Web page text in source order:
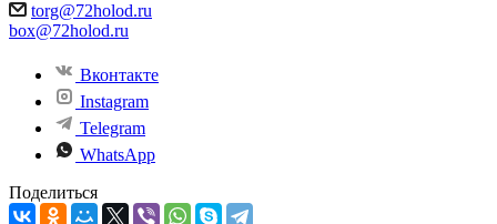
torg@72holod.ru
box@72holod.ru
Вконтакте
Instagram
Telegram
WhatsApp
Поделиться